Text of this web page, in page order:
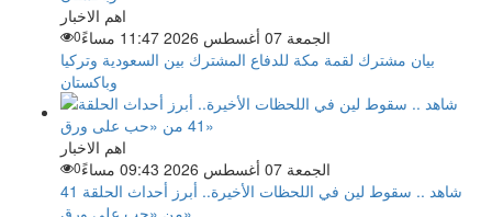
اهم الاخبار
الجمعة 07 أغسطس 2026 11:47 مساءً
0
بيان مشترك لقمة مكة للدفاع المشترك بين السعودية وتركيا
وباكستان
اهم الاخبار
الجمعة 07 أغسطس 2026 09:43 مساءً
0
شاهد .. سقوط لين في اللحظات الأخيرة.. أبرز أحداث الحلقة 41